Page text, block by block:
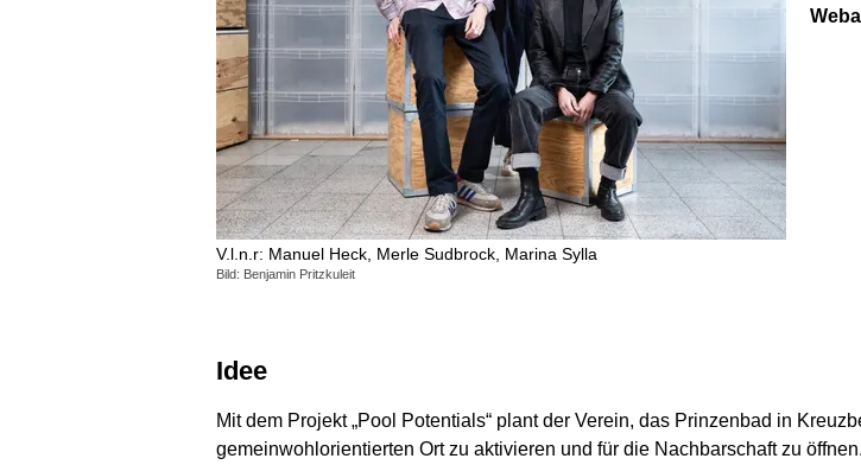
V.l.n.r: Manuel Heck, Merle Sudbrock, Marina Sylla
Bild: Benjamin Pritzkuleit
Idee
Mit dem Projekt „Pool Potentials“ plant der Verein, das Prinzenbad in
gemeinwohlorientierten Ort zu aktivieren und für die Nachbarschaft zu